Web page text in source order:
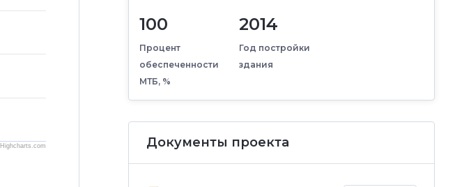
Highcharts.com
100
Процент
обеспеченности
МТБ, %
2014
Год постройки
здания
Документы проекта